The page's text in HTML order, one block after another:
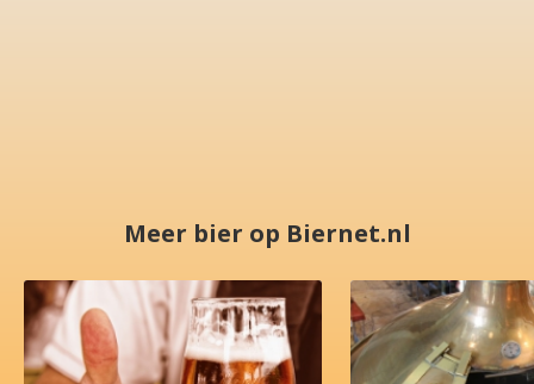
Meer bier op Biernet.nl